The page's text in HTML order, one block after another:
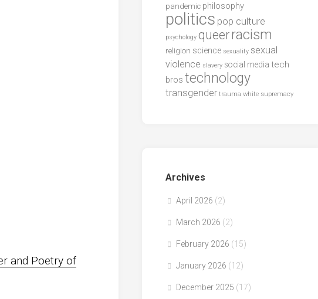
and Poetry of
pandemic philosophy
politics pop culture
psychology queerracism
religion science sexuality sexual
violence slavery social media tech
bros technology
transgender trauma white supremacy
Archives
April 2026 (2)
March 2026 (2)
February 2026 (15)
January 2026 (12)
December 2025 (17)